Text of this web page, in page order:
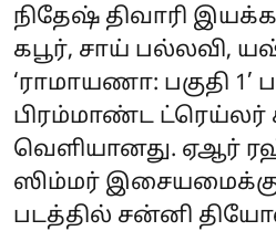
நிதேஷ் திவாரி
கபூர், சாய் பல்லவி, யஷ்
‘ராமாயணா: பகுதி 1’
பிரம்மாண்ட ட்ரெய்லர்
வெளியானது.
ஸிம்மர்
படத்தில் சன்னி